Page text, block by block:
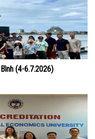
(4-6.7.2026)